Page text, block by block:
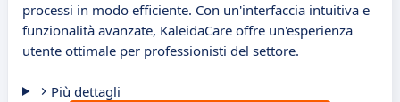
processi in modo efficiente. Con un'interfaccia intuitiva e
funzionalità avanzate, KaleidaCare offre un'esperienza
utente ottimale per professionisti del settore.
Più dettagli